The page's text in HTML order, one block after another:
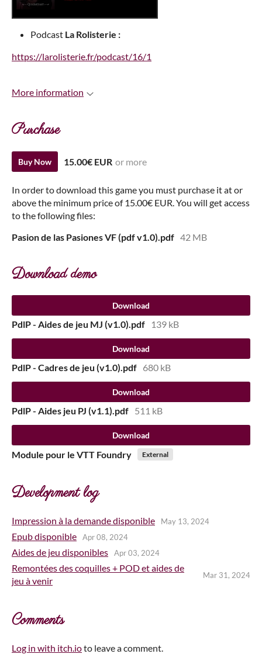
Podcast La Rolisterie :
https://larolisterie.fr/podcast/16/1
More information
Purchase
Buy Now 15.00€ EUR or more
In order to download this game you must purchase it at or
above the minimum price of 15.00€ EUR. You will get access
to the following files:
Pasion de las Pasiones VF (pdf v1.0).pdf 42 MB
Download demo
Download
PdlP - Aides de jeu MJ (v1.0).pdf 139 kB
Download
PdlP - Cadres de jeu (v1.0).pdf 680 kB
Download
PdlP - Aides jeu PJ (v1.1).pdf 511 kB
Download
Module pour le VTT Foundry External
Development log
Impression à la demande disponible May 13, 2024
Epub disponible Apr 08, 2024
Aides de jeu disponibles Apr 03, 2024
Remontées des coquilles + POD et aides de
jeu à venir
Mar 31, 2024
Comments
Log in with itch.ioto leave a comment.